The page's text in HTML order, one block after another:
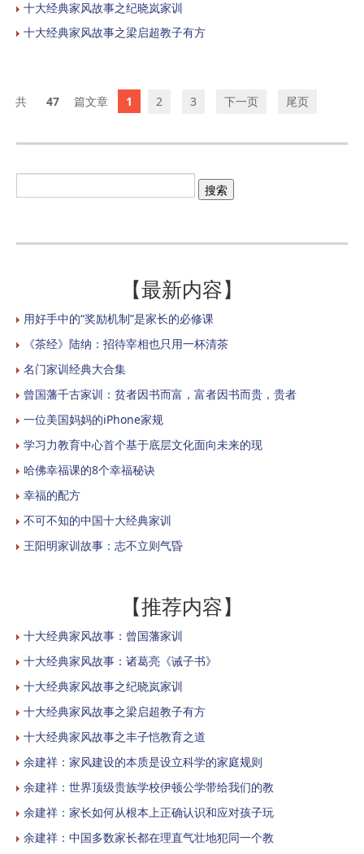
十大经典家风故事之纪晓岚家训
十大经典家风故事之梁启超教子有方
47 1 2 3 下一页 尾页
【最新内容】
用好手中的“奖励机制”是家长的必修课
《茶经》陆纳：招待宰相也只用一杯清茶
名门家训经典大合集
曾国藩千古家训：贫者因书而富，富者因书而贵，贵者
一位美国妈妈的iPhone家规
学习力教育中心首个基于底层文化面向未来的现
哈佛幸福课的8个幸福秘诀
幸福的配方
不可不知的中国十大经典家训
王阳明家训故事：志不立则气昏
【推荐内容】
十大经典家风故事：曾国藩家训
十大经典家风故事：诸葛亮《诫子书》
十大经典家风故事之纪晓岚家训
十大经典家风故事之梁启超教子有方
十大经典家风故事之丰子恺教育之道
余建祥：家风建设的本质是设立科学的家庭规则
余建祥：世界顶级贵族学校伊顿公学带给我们的教
余建祥：家长如何从根本上正确认识和应对孩子玩
余建祥：中国多数家长都在理直气壮地犯同一个教